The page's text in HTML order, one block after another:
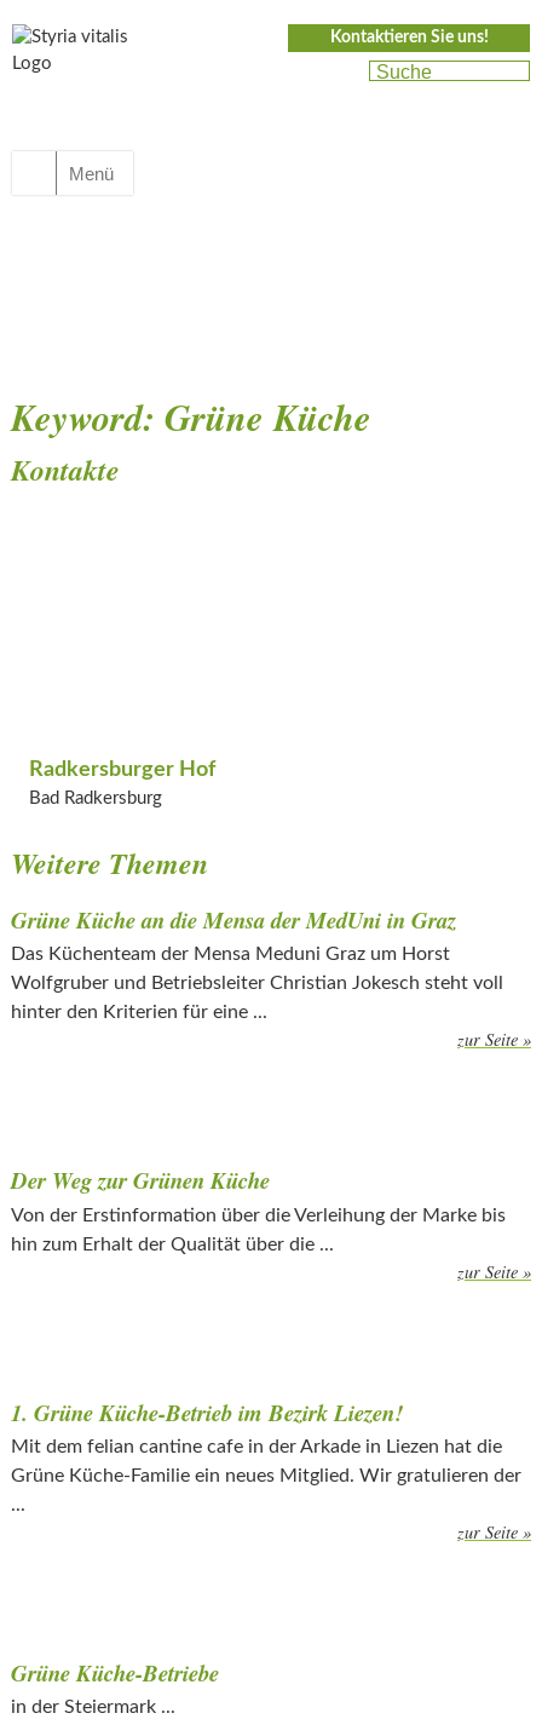
Kontaktieren Sie uns!
Menü
Keyword: Grüne Küche
Kontakte
Radkersburger Hof
Bad Radkersburg
Weitere Themen
Grüne Küche an die Mensa der MedUni in Graz
Das Küchenteam der Mensa Meduni Graz um Horst
Wolfgruber und Betriebsleiter Christian Jokesch steht voll
hinter den Kriterien für eine ...
zur Seite »
Der Weg zur Grünen Küche
Von der Erstinformation über die Verleihung der Marke bis
hin zum Erhalt der Qualität über die ...
zur Seite »
1. Grüne Küche-Betrieb im Bezirk Liezen!
Mit dem felian cantine cafe in der Arkade in Liezen hat die
Grüne Küche-Familie ein neues Mitglied. Wir gratulieren der
...
zur Seite »
Grüne Küche-Betriebe
in der Steiermark ...